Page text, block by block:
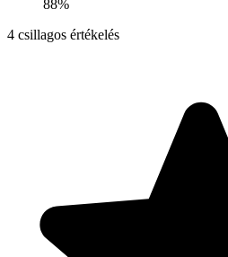
88%
4 csillagos értékelés